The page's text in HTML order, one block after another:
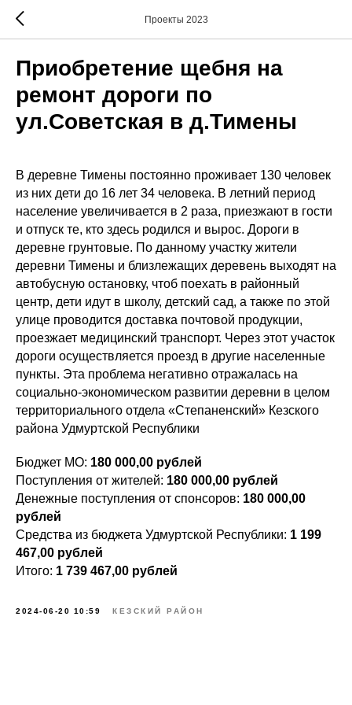
Проекты 2023
Приобретение щебня на
ремонт дороги по
ул.Советская в д.Тимены
В деревне Тимены постоянно проживает 130 человек
из них дети до 16 лет 34 человека. В летний период
население увеличивается в 2 раза, приезжают в гости
и отпуск те, кто здесь родился и вырос. Дороги в
деревне грунтовые. По данному участку жители
деревни Тимены и близлежащих деревень выходят на
автобусную остановку, чтоб поехать в районный
центр, дети идут в школу, детский сад, а также по этой
улице проводится доставка почтовой продукции,
проезжает медицинский транспорт. Через этот участок
дороги осуществляется проезд в другие населенные
пункты. Эта проблема негативно отражалась на
социально-экономическом развитии деревни в целом
территориального отдела «Степаненский» Кезского
района Удмуртской Республики
Бюджет МО: 180 000,00 рублей
Поступления от жителей: 180 000,00 рублей
Денежные поступления от спонсоров: 180 000,00
рублей
Средства из бюджета Удмуртской Республики: 1 199
467,00 рублей
Итого: 1 739 467,00 рублей
2024-06-20 10:59 КЕЗСКИЙ РАЙОН